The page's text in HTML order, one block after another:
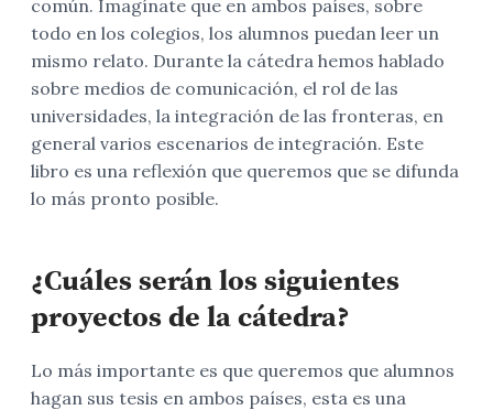
común. Imagínate que en ambos países, sobre
todo en los colegios, los alumnos puedan leer un
mismo relato. Durante la cátedra hemos hablado
sobre medios de comunicación, el rol de las
universidades, la integración de las fronteras, en
general varios escenarios de integración. Este
libro es una reflexión que queremos que se difunda
lo más pronto posible.
¿Cuáles serán los siguientes
proyectos de la cátedra?
Lo más importante es que queremos que alumnos
hagan sus tesis en ambos países, esta es una